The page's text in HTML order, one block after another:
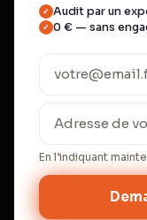
✓ Audit par un
✓ 0 € — sans
En l’indiquant